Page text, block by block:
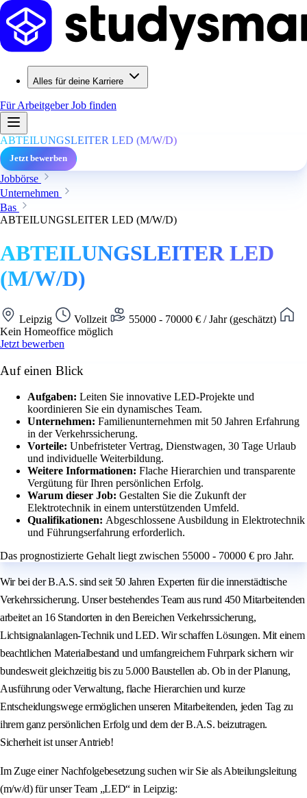
Alles für deine Karriere
Für ArbeitgeberJob finden
ABTEILUNGSLEITER LED (M/W/D)
Jetzt bewerben
Jobbörse
Unternehmen
Bas
ABTEILUNGSLEITER LED (M/W/D)
ABTEILUNGSLEITER LED
(M/W/D)
Leipzig Vollzeit
55000 - 70000 € / Jahr (geschätzt)
Kein Homeoffice möglich
Jetzt bewerben
Auf einen Blick
Aufgaben: Leiten Sie innovative LED-Projekte und
koordinieren Sie ein dynamisches Team.
Unternehmen: Familienunternehmen mit 50 Jahren Erfahrung
in der Verkehrssicherung.
Vorteile: Unbefristeter Vertrag, Dienstwagen, 30 Tage Urlaub
und individuelle Weiterbildung.
Weitere Informationen: Flache Hierarchien und transparente
Vergütung für Ihren persönlichen Erfolg.
Warum dieser Job: Gestalten Sie die Zukunft der
Elektrotechnik in einem unterstützenden Umfeld.
Qualifikationen: Abgeschlossene Ausbildung in Elektrotechnik
und Führungserfahrung erforderlich.
Das prognostizierte Gehalt liegt zwischen 55000 - 70000 € pro Jahr.
Wir bei der B.A.S. sind seit 50 Jahren Experten für die innerstädtische
Verkehrssicherung. Unser bestehendes Team aus rund 450 Mitarbeitenden
arbeitet an 16 Standorten in den Bereichen Verkehrssicherung,
Lichtsignalanlagen-Technik und LED. Wir schaffen Lösungen. Mit einem
beachtlichen Materialbestand und umfangreichem Fuhrpark sichern wir
bundesweit gleichzeitig bis zu 5.000 Baustellen ab. Ob in der Planung,
Ausführung oder Verwaltung, flache Hierarchien und kurze
Entscheidungswege ermöglichen unseren Mitarbeitenden, jeden Tag zu
ihrem ganz persönlichen Erfolg und dem der B.A.S. beizutragen.
Sicherheit ist unser Antrieb!
Im Zuge einer Nachfolgebesetzung suchen wir Sie als Abteilungsleitung
(m/w/d) für unser Team „LED“ in Leipzig: